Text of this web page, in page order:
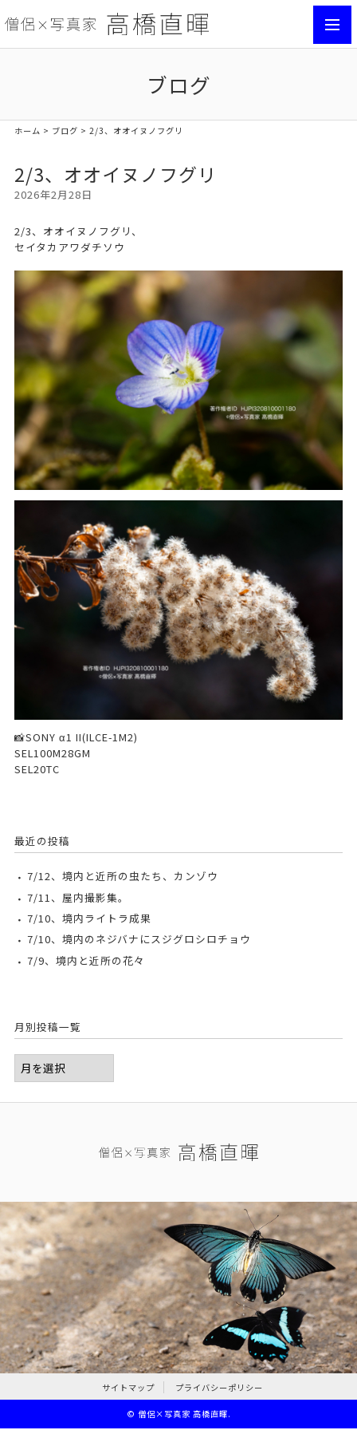
ブログ
ホーム > ブログ > 2/3、オオイヌノフグリ
2/3、オオイヌノフグリ
2026年2月28日
2/3、オオイヌノフグリ、
セイタカアワダチソウ
📸SONY α1 II(ILCE-1M2)
SEL100M28GM
SEL20TC
最近の投稿
7/12、境内と近所の虫たち、カンゾウ
7/11、屋内撮影集。
7/10、境内ライトラ成果
7/10、境内のネジバナにスジグロシロチョウ
7/9、境内と近所の花々
月別投稿一覧
サイトマップ プライバシーポリシー
© 僧侶×写真家 高橋直暉.